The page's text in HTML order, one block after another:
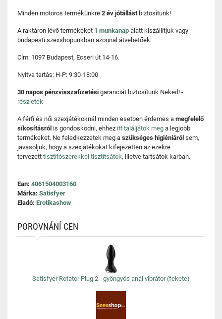
Minden motoros termékünkre 2 év jótállást biztosítunk!
A raktáron lévő termékeket 1 munkanap alatt kiszállítjuk vagy
budapesti szexshopunkban azonnal átvehetőek:
Cím: 1097 Budapest, Ecseri út 14-16.
Nyitva tartás: H-P: 9:30-18:00
30 napos pénzvisszafizetési garanciát biztosítunk Neked! -
részletek
A férfi és női szexjátékoknál minden esetben érdemes a megfelelő
síkosításról is gondoskodni, ehhez itt találjátok meg a legjobb
termékeket. Ne feledkezzetek meg a szükséges higiéniáról sem,
javasoljuk, hogy a szexjátékokat kifejezetten az ezekre
tervezett tisztítószerekkel tisztítsátok, illetve tartsátok karban.
Ean: 4061504003160
Márka: Satisfyer
Eladó: Erotikashow
POROVNÁNÍ CEN
Satisfyer Rotator Plug 2 - gyöngyös anál vibrátor (fekete)